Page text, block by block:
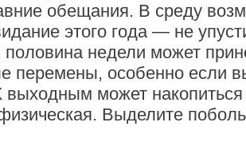
обещания. В среду
этого года — не
недели может
перемены, особенно если
выходным может
Выделите